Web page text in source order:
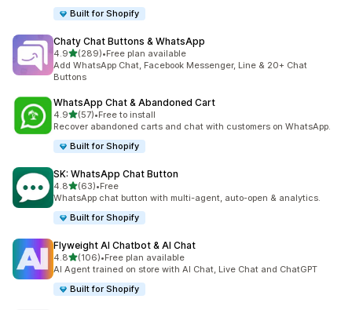
Built for Shopify
Chaty Chat Buttons & WhatsApp
4.9滿分 5 顆星
(289)
共有 289 則評價
•Free plan available
Add WhatsApp Chat, Facebook Messenger, Line & 20+ Chat
Buttons
WhatsApp Chat & Abandoned Cart
4.9滿分 5 顆星
(57)
共有 57 則評價
•Free to install
Recover abandoned carts and chat with customers on WhatsApp.
Built for Shopify
SK: WhatsApp Chat Button
4.8滿分 5 顆星
(63)
共有 63 則評價
•Free
WhatsApp chat button with multi-agent, auto-open & analytics.
Built for Shopify
Flyweight AI Chatbot & AI Chat
4.8滿分 5 顆星
(106)
共有 106 則評價
•Free plan available
AI Agent trained on store with AI Chat, Live Chat and ChatGPT
Built for Shopify